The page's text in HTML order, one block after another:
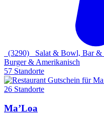
(3290) Salat & Bowl, Bar &
Burger & Amerikanisch
57 Standorte
26 Standorte
Ma’Loa